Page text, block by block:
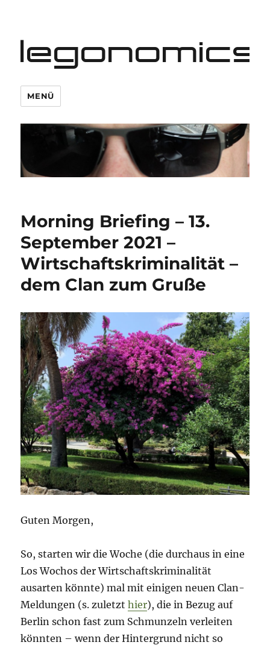
legonomics
MENÜ
Morning Briefing – 13.
September 2021 –
Wirtschaftskriminalität –
dem Clan zum Gruße
Guten Morgen,
So, starten wir die Woche (die durchaus in eine
Los Wochos der Wirtschaftskriminalität
ausarten könnte) mal mit einigen neuen Clan-
Meldungen (s. zuletzthier), die in Bezug auf
Berlin schon fast zum Schmunzeln verleiten
könnten – wenn der Hintergrund nicht so